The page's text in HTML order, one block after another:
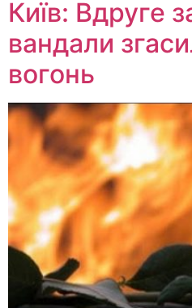
Київ: Вдруге
вандали
вогонь